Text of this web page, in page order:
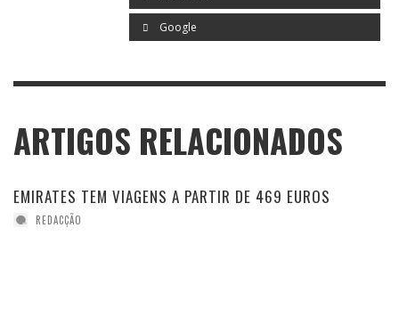
Google
ARTIGOS RELACIONADOS
EMIRATES TEM VIAGENS A PARTIR DE 469 EUROS
REDACÇÃO